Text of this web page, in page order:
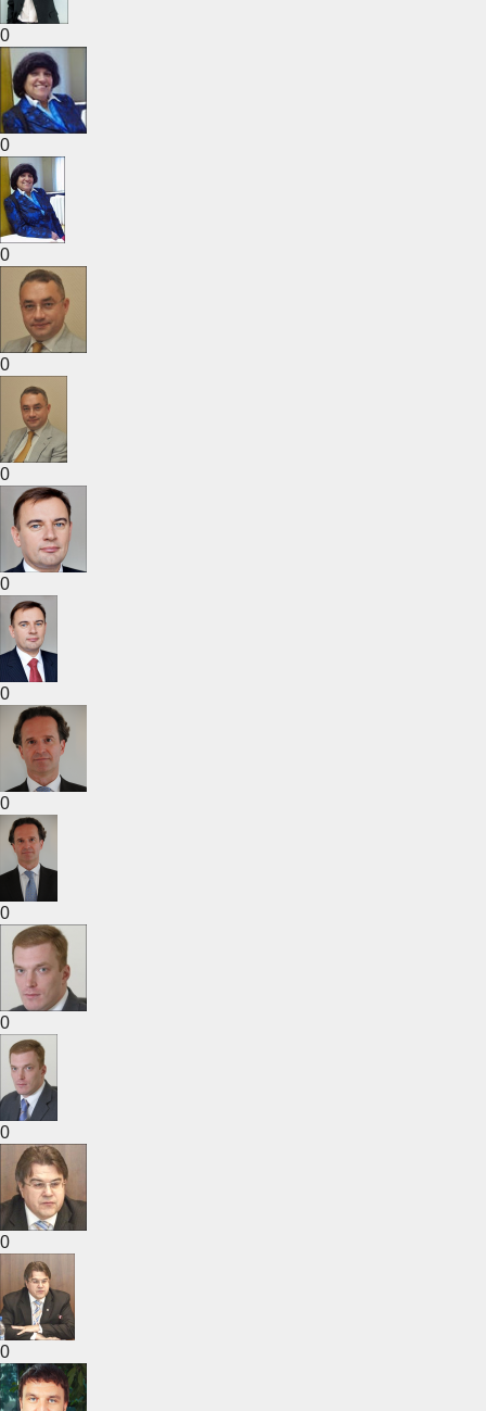
0
0
0
0
0
0
0
0
0
0
0
0
0